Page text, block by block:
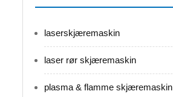
laserskjæremaskin
laser rør skjæremaskin
plasma & flamme skjæremaskin